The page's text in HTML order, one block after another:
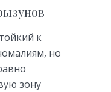
к
но
зону